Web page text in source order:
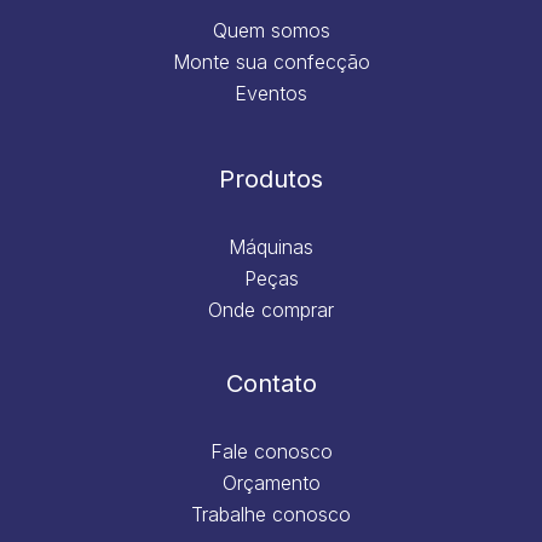
Quem somos
Monte sua confecção
Eventos
Produtos
Máquinas
Peças
Onde comprar
Contato
Fale conosco
Orçamento
Trabalhe conosco